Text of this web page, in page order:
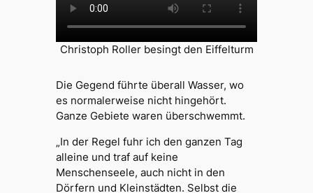
Christoph Roller besingt den Eiffelturm
Die Gegend führte überall Wasser, wo
es normalerweise nicht hingehört.
Ganze Gebiete waren überschwemmt.
„In der Regel fuhr ich den ganzen Tag
alleine und traf auf keine
Menschenseele, auch nicht in den
Dörfern und Kleinstädten. Selbst die